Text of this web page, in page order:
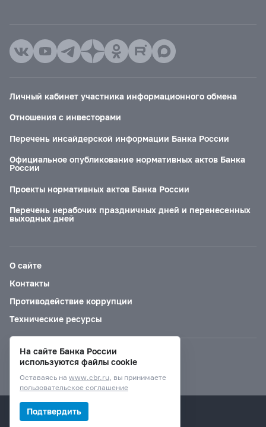
Личный кабинет участника информационного обмена
Отношения с инвесторами
Перечень инсайдерской информации Банка России
Официальное опубликование нормативных актов Банка
России
Проекты нормативных актов Банка России
Перечень нерабочих праздничных дней и перенесенных
выходных дней
О сайте
Контакты
Противодействие коррупции
Технические ресурсы
Версия для слабовидящих
© Банк России, 2000–2026.
На сайте Банка России
используются файлы cookie
Оставаясь на www.cbr.ru, вы принимаете
пользовательское соглашение
Подтвердить